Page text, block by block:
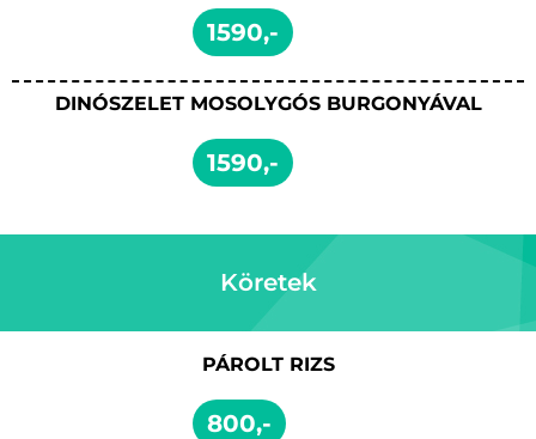
1590,-
DINÓSZELET MOSOLYGÓS BURGONYÁVAL
1590,-
Köretek
PÁROLT RIZS
800,-